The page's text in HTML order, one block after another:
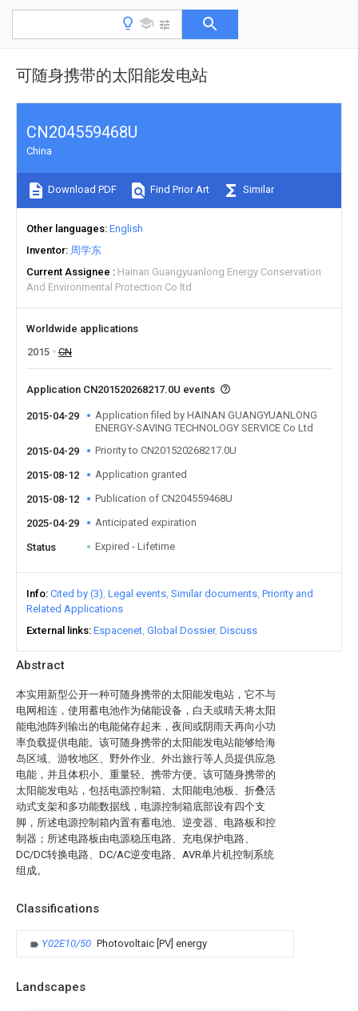
可随身携带的太阳能发电站
Abstract
本实用新型公开一种可随身携带的太阳能发电站，它不与
电网相连，使用蓄电池作为储能设备，白天或晴天将太阳
能电池阵列输出的电能储存起来，夜间或阴雨天再向小功
率负载提供电能。该可随身携带的太阳能发电站能够给海
岛区域、游牧地区、野外作业、外出旅行等人员提供应急
电能，并且体积小、重量轻、携带方便。该可随身携带的
太阳能发电站，包括电源控制箱、太阳能电池板、折叠活
动式支架和多功能数据线，电源控制箱底部设有四个支
脚，所述电源控制箱内置有蓄电池、逆变器、电路板和控
制器；所述电路板由电源稳压电路、充电保护电路、
DC/DC转换电路、DC/AC逆变电路、AVR单片机控制系统
组成。
Classifications
Y02E10/50 Photovoltaic [PV] energy
Landscapes
CN204559468U
China
Download PDF Find Prior Art Similar
Other languages English
Inventor 周学东
Current Assignee
Hainan Guangyuanlong Energy Conservation
And Environmental Protection Co ltd
Worldwide applications
2015
CN
Application CN201520268217.0U events
2015-04-29
Application filed by HAINAN GUANGYUANLONG
ENERGY-SAVING TECHNOLOGY SERVICE Co Ltd
2015-04-29
Priority to CN201520268217.0U
2015-08-12 Application granted
2015-08-12 Publication of CN204559468U
2025-04-29 Anticipated expiration
Status Expired - Lifetime
Info Cited by (3) Legal events Similar documents Priority and
Related Applications
External links Espacenet Global Dossier Discuss